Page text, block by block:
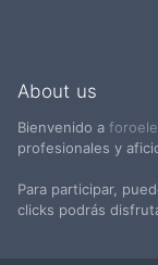
About us
Bienvenido a
profesionales y
Para participar,
clicks podrás